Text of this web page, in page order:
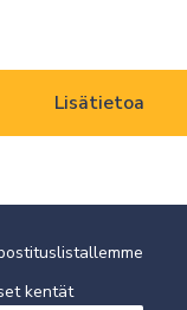
Lisätietoa
kentät